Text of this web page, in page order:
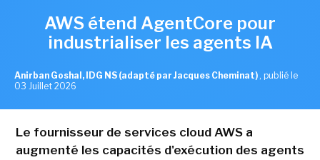
AWS étend AgentCore pour
industrialiser les agents IA
Anirban Goshal, IDG NS (adapté par Jacques Cheminat) , publié le
03 Juillet 2026
Le fournisseur de services cloud AWS a
augmenté les capacités d'exécution des agents